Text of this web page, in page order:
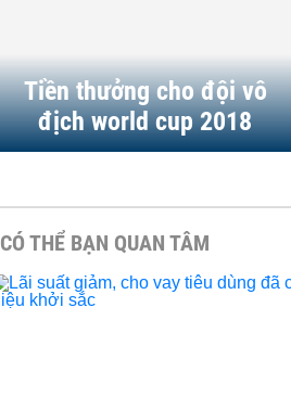
Tiền thưởng cho đội vô
địch world cup 2018
CÓ THỂ BẠN QUAN TÂM